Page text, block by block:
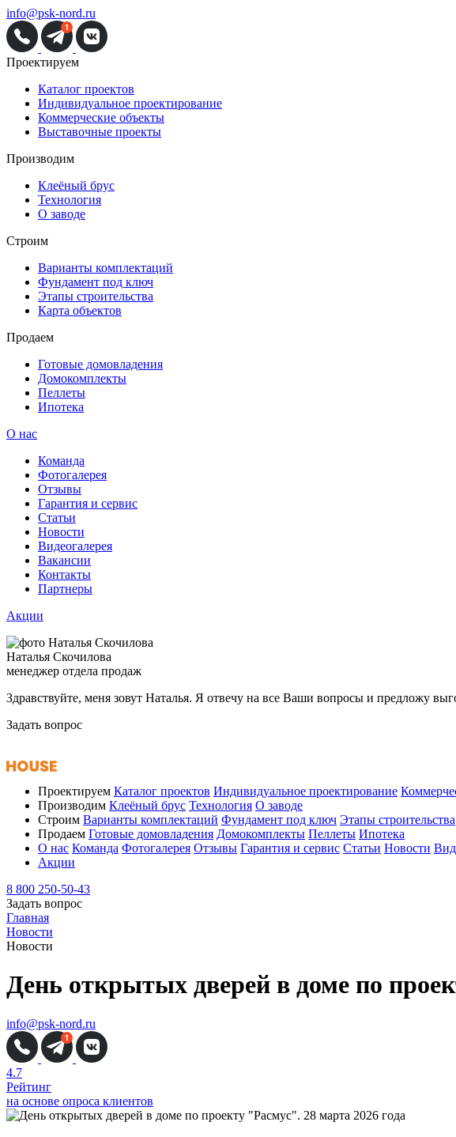
info@psk-nord.ru
Проектируем
Каталог проектов
Индивидуальное проектирование
Коммерческие объекты
Выставочные проекты
Производим
Клеёный брус
Технология
О заводе
Строим
Варианты комплектаций
Фундамент под ключ
Этапы строительства
Карта объектов
Продаем
Готовые домовладения
Домокомплекты
Пеллеты
Ипотека
О нас
Команда
Фотогалерея
Отзывы
Гарантия и сервис
Статьи
Новости
Видеогалерея
Вакансии
Контакты
Партнеры
Акции
Наталья Скочилова
менеджер отдела продаж
Здравствуйте, меня зовут Наталья. Я отвечу на все Ваши вопросы и предложу
Задать вопрос
Проектируем Каталог проектов Индивидуальное проектирование
Производим Клеёный брус Технология О заводе
Строим Варианты комплектаций Фундамент под ключ Этапы строительства
Продаем Готовые домовладения Домокомплекты Пеллеты Ипотека
О нас Команда Фотогалерея Отзывы Гарантия и сервис Статьи Новости
Акции
8 800 250-50-43
Задать вопрос
Главная
Новости
Новости
День открытых дверей в доме по
info@psk-nord.ru
4.7
Рейтинг
на основе опроса клиентов